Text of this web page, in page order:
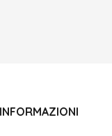
INFORMAZIONI